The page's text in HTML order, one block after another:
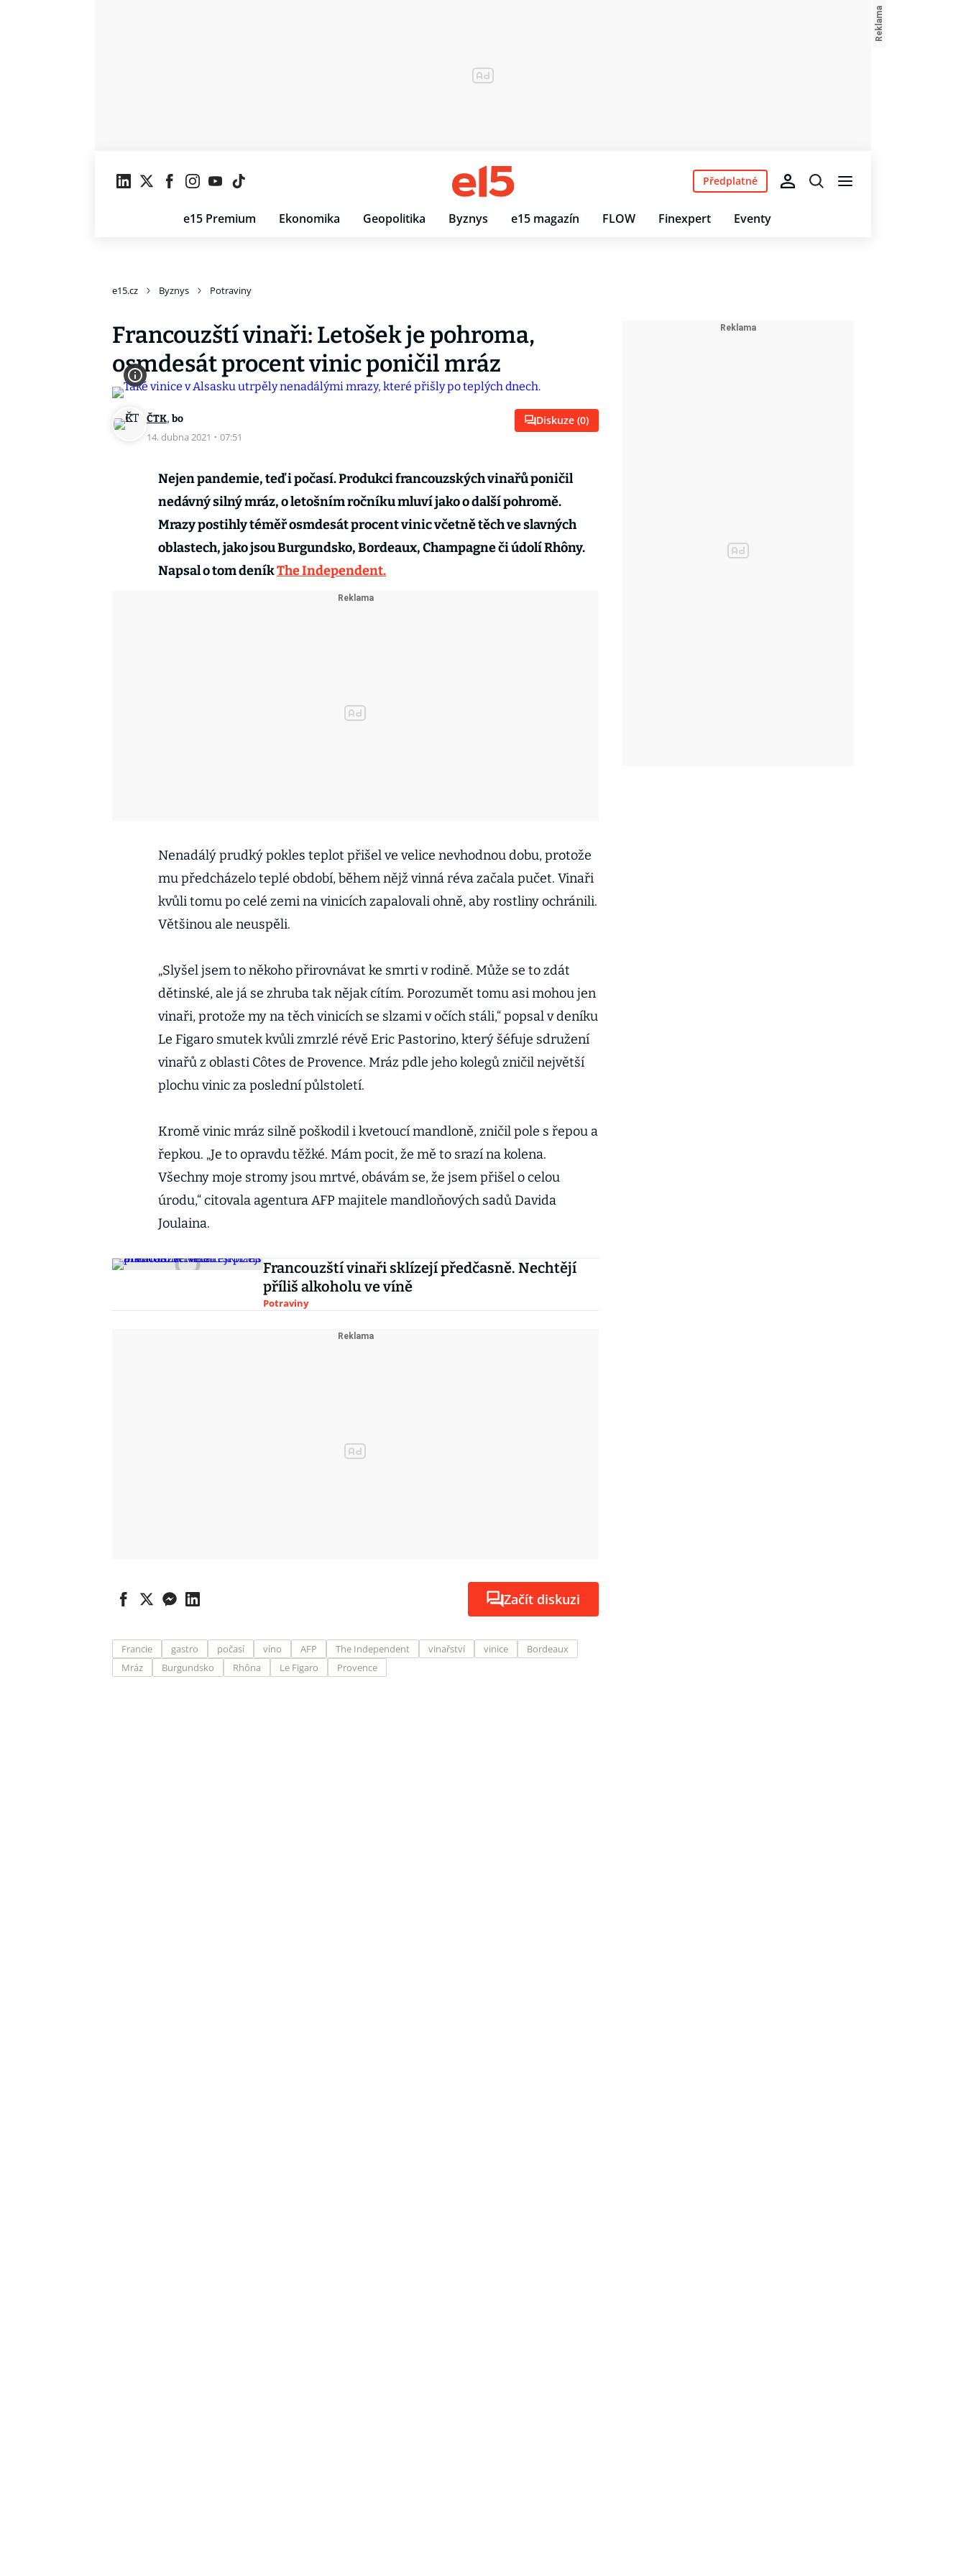
e15 Premium Ekonomika Geopolitika Byznys e15 magazín FLOW Finexpert Eventy
Předplatné
e15.cz Byznys Potraviny
Francouzští vinaři: Letošek je pohroma,
osmdesát procent vinic poničil mráz
ČTK, bo
14. dubna 2021 · 07:51
Diskuze (0)
Nejen pandemie, teď i počasí. Produkci francouzských vinařů poničil
nedávný silný mráz, o letošním ročníku mluví jako o další pohromě.
Mrazy postihly téměř osmdesát procent vinic včetně těch ve slavných
oblastech, jako jsou Burgundsko, Bordeaux, Champagne či údolí Rhôny.
Napsal o tom deníkThe Independent.
Nenadálý prudký pokles teplot přišel ve velice nevhodnou dobu, protože
mu předcházelo teplé období, během nějž vinná réva začala pučet. Vinaři
kvůli tomu po celé zemi na vinicích zapalovali ohně, aby rostliny ochránili.
Většinou ale neuspěli.
„Slyšel jsem to někoho přirovnávat ke smrti v rodině. Může se to zdát
dětinské, ale já se zhruba tak nějak cítím. Porozumět tomu asi mohou jen
vinaři, protože my na těch vinicích se slzami v očích stáli,“ popsal v deníku
Le Figaro smutek kvůli zmrzlé révě Eric Pastorino, který šéfuje sdružení
vinařů z oblasti Côtes de Provence. Mráz pdle jeho kolegů zničil největší
plochu vinic za poslední půlstoletí.
Kromě vinic mráz silně poškodil i kvetoucí mandloně, zničil pole s řepou a
řepkou. „Je to opravdu těžké. Mám pocit, že mě to srazí na kolena.
Všechny moje stromy jsou mrtvé, obávám se, že jsem přišel o celou
úrodu,“ citovala agentura AFP majitele mandloňových sadů Davida
Joulaina.
Francouzští vinaři sklízejí předčasně. Nechtějí
příliš alkoholu ve víně
Potraviny
Začít diskuzi
Francie gastro počasí víno AFP The Independent vinařství vinice
Bordeaux
Mráz
Burgundsko Rhôna Le Figaro Provence